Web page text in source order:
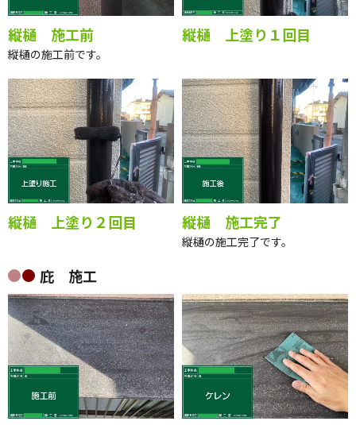
縦樋 施工前
縦樋の施工前です。
縦樋 上塗り１回目
縦樋 上塗り２回目 縦樋 施工完了
縦樋の施工完了です。
庇 施工